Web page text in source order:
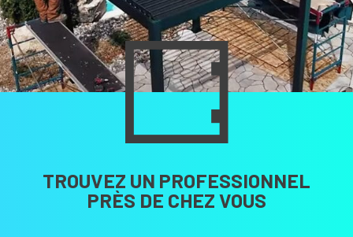
TROUVEZ UN PROFESSIONNEL
PRÈS DE CHEZ VOUS